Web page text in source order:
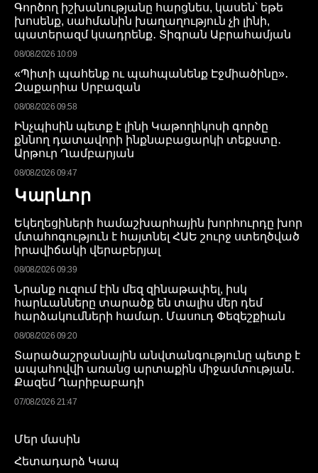
Գործող իշխանությանը հարցնես, կասեն՝ եթե
խոսենք, սահմանին խաղաղություն չի լինի,
պատերազմ կսադրենք․ Տիգրան Աբրահամյան
08/08/2026 10:09
«Պիտի պահենք ու պահպանենք Էջմիածինը»․
Զաքարիա Սրբազան
08/08/2026 09:58
Ինչպիսին պետք է լինի Կաթողիկոսի գործը
քննող դատավորի ինքնաբացարկի տեքստը․
Արթուր Ղամբարյան
08/08/2026 09:47
Կարևոր
Եկեղեցիների համաշխարհային խորհուրդը խոր
մտահոգություն է հայտնել ՀԱԵ շուրջ ստեղծված
իրավիճակի վերաբերյալ
08/08/2026 09:39
Նրանք ուզում էին մեզ զինաթափել, իսկ
հարևանները տարածք են տալիս մեր դեմ
հարձակումների համար․ Մասուդ Փեզեշքիան
08/08/2026 09:20
Տարածաշրջանային անվտանգությունը պետք է
ապահովվի առանց արտաքին միջամտության․
Քազեմ Ղարիբաբադի
07/08/2026 21:47
Մեր մասին
Հետադարձ Կապ